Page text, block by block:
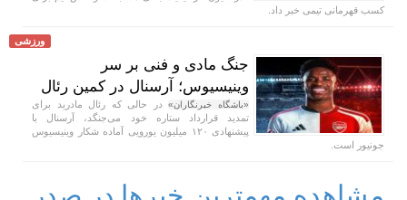
کسب قهرمانی تیمی خبر داد.
ورزشی
جنگ مادی و فنی بر سر
وینیسیوس؛ آرسنال در کمین رئال
«باشگاه خبرنگاران»در حالی که رئال مادرید برای
تمدید قرارداد ستاره خود می‌جنگد، آرسنال با
پیشنهادی ۱۲۰ میلیون یورویی آماده شکار وینیسیوس
جونیور است.